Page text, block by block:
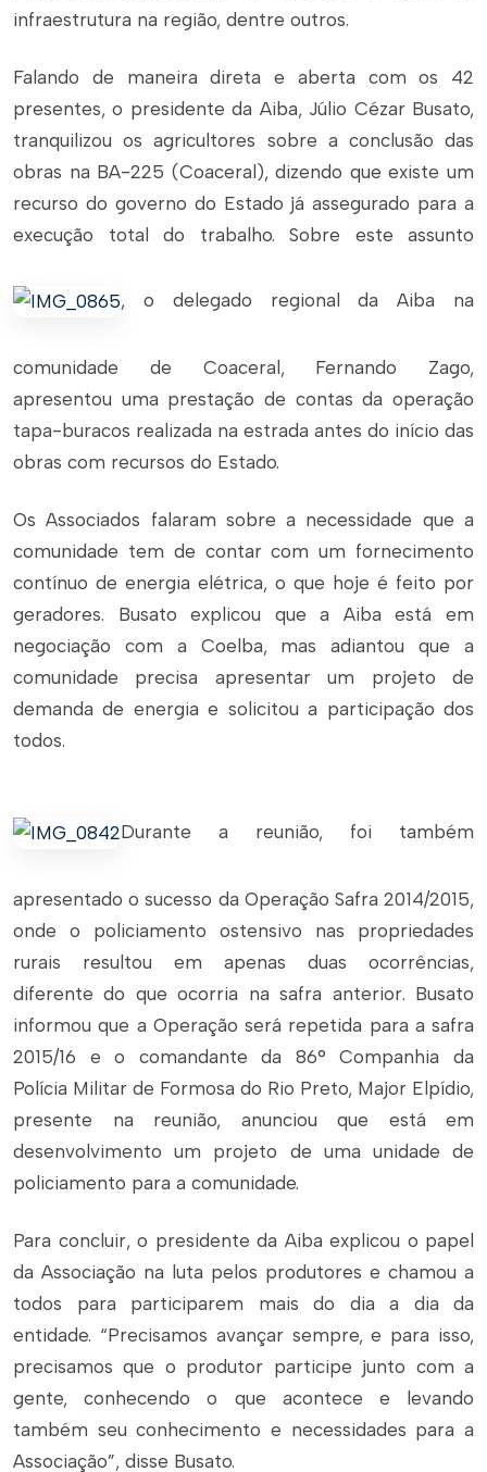
infraestrutura na região, dentre outros.
Falando de maneira direta e aberta com os 42
presentes, o presidente da Aiba, Júlio Cézar Busato,
tranquilizou os agricultores sobre a conclusão das
obras na BA-225 (Coaceral), dizendo que existe um
recurso do governo do Estado já assegurado para a
execução total do trabalho. Sobre este assunto
, o delegado regional da Aiba na
comunidade de Coaceral, Fernando Zago,
apresentou uma prestação de contas da operação
tapa-buracos realizada na estrada antes do início das
obras com recursos do Estado.
Os Associados falaram sobre a necessidade que a
comunidade tem de contar com um fornecimento
contínuo de energia elétrica, o que hoje é feito por
geradores. Busato explicou que a Aiba está em
negociação com a Coelba, mas adiantou que a
comunidade precisa apresentar um projeto de
demanda de energia e solicitou a participação dos
todos.
Durante a reunião, foi também
apresentado o sucesso da Operação Safra 2014/2015,
onde o policiamento ostensivo nas propriedades
rurais resultou em apenas duas ocorrências,
diferente do que ocorria na safra anterior. Busato
informou que a Operação será repetida para a safra
2015/16 e o comandante da 86° Companhia da
Polícia Militar de Formosa do Rio Preto, Major Elpídio,
presente na reunião, anunciou que está em
desenvolvimento um projeto de uma unidade de
policiamento para a comunidade.
Para concluir, o presidente da Aiba explicou o papel
da Associação na luta pelos produtores e chamou a
todos para participarem mais do dia a dia da
entidade. “Precisamos avançar sempre, e para isso,
precisamos que o produtor participe junto com a
gente, conhecendo o que acontece e levando
também seu conhecimento e necessidades para a
Associação”, disse Busato.